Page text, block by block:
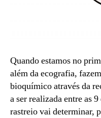
Quando estamos no
além da ecografia,
bioquímico através da
a ser realizada entre as
rastreio vai determinar,